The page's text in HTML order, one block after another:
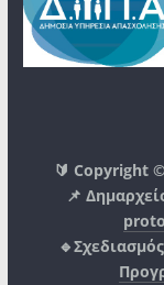
🔰 Copyright
📌